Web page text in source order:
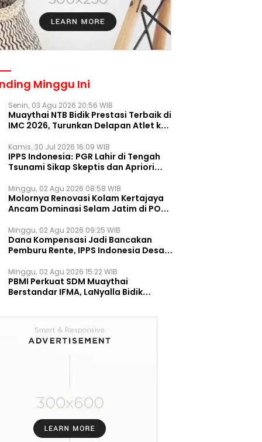
Minggu Ini
Senin, 03 Agu 2026 20:56 WIB
Muaythai NTB Bidik Prestasi Terbaik di
IMC 2026, Turunkan Delapan Atlet ke
Kamis, 30 Jul 2026 16:09 WIB
IPPS Indonesia: PGR Lahir di Tengah
Tsunami Sikap Skeptis dan Apriori
Minggu, 02 Agu 2026 08:58 WIB
Molornya Renovasi Kolam Kertajaya
Ancam Dominasi Selam Jatim di PON
Minggu, 02 Agu 2026 09:25 WIB
Dana Kompensasi Jadi Bancakan
Pemburu Rente, IPPS Indonesia Desak
Permanen
Minggu, 02 Agu 2026 15:22 WIB
PBMI Perkuat SDM Muaythai
Berstandar IFMA, LaNyalla Bidik